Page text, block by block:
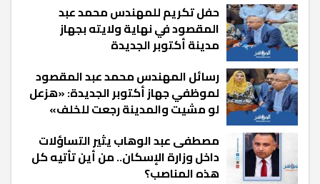
حفل تكريم للمهندس محمد عبد
المقصود في نهاية ولايته بجهاز
مدينة أكتوبر الجديدة
رسائل المهندس محمد عبد المقصود
لموظفي جهاز أكتوبر الجديدة: «هزعل
لو مشيت والمدينة رجعت للخلف»
مصطفى عبد الوهاب يثير التساؤلات
داخل وزارة الإسكان.. من أين تأتيه كل
هذه المناصب؟